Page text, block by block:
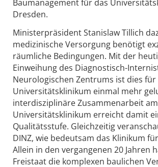
Baumanagement für das
Dresden.
Ministerpräsident Stanislaw Tillich
medizinische Versorgung benötigt
räumliche Bedingungen. Mit der
Einweihung des Diagnostisch-
Neurologischen Zentrums ist dies für
Universitätsklinikum einmal mehr
interdisziplinäre Zusammenarbeit am
Universitätsklinikum erreicht damit
Qualitätsstufe. Gleichzeitig
DINZ, wie bedeutsam das Klinikum
Allein in den vergangenen 20 Jahren
Freistaat die komplexen baulichen